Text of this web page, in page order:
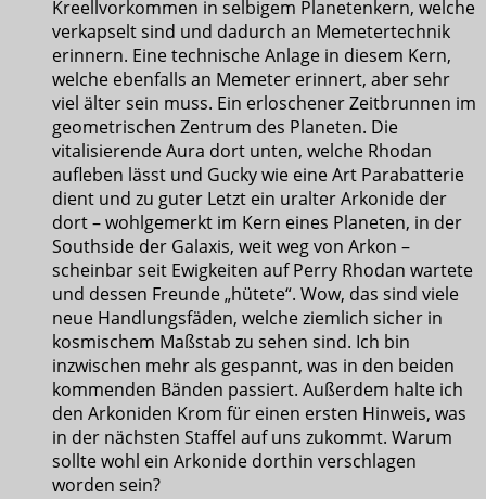
Kreellvorkommen in selbigem Planetenkern, welche
verkapselt sind und dadurch an Memetertechnik
erinnern. Eine technische Anlage in diesem Kern,
welche ebenfalls an Memeter erinnert, aber sehr
viel älter sein muss. Ein erloschener Zeitbrunnen im
geometrischen Zentrum des Planeten. Die
vitalisierende Aura dort unten, welche Rhodan
aufleben lässt und Gucky wie eine Art Parabatterie
dient und zu guter Letzt ein uralter Arkonide der
dort – wohlgemerkt im Kern eines Planeten, in der
Southside der Galaxis, weit weg von Arkon –
scheinbar seit Ewigkeiten auf Perry Rhodan wartete
und dessen Freunde „hütete“. Wow, das sind viele
neue Handlungsfäden, welche ziemlich sicher in
kosmischem Maßstab zu sehen sind. Ich bin
inzwischen mehr als gespannt, was in den beiden
kommenden Bänden passiert. Außerdem halte ich
den Arkoniden Krom für einen ersten Hinweis, was
in der nächsten Staffel auf uns zukommt. Warum
sollte wohl ein Arkonide dorthin verschlagen
worden sein?